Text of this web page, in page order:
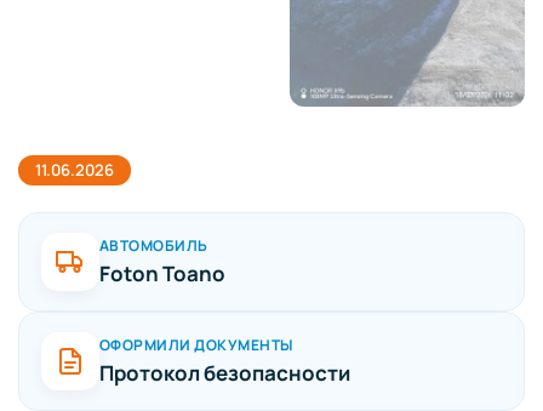
11.06.2026
АВТОМОБИЛЬ
Foton Toano
ОФОРМИЛИ ДОКУМЕНТЫ
Протокол безопасности